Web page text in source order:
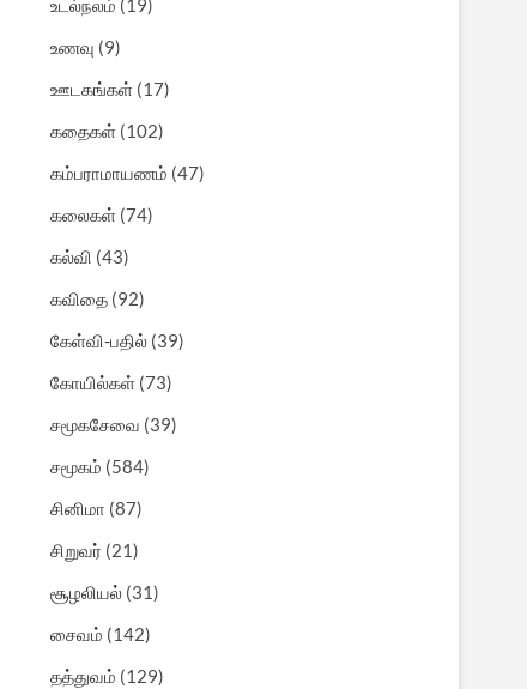
உடல்நலம் (19)
உணவு (9)
ஊடகங்கள் (17)
கதைகள் (102)
கம்பராமாயணம் (47)
கலைகள் (74)
கல்வி (43)
கவிதை (92)
கேள்வி-பதில் (39)
கோயில்கள் (73)
சமூகசேவை (39)
சமூகம் (584)
சினிமா (87)
சிறுவர் (21)
சூழலியல் (31)
சைவம் (142)
தத்துவம் (129)